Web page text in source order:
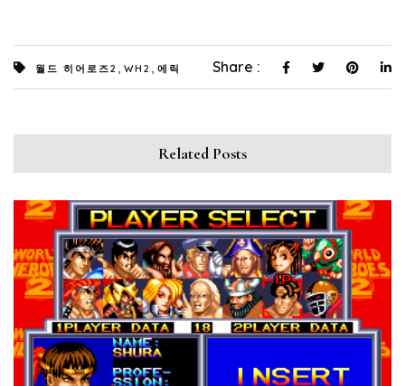
월드 히어로즈2 WH2 에릭 Share :
Related Posts